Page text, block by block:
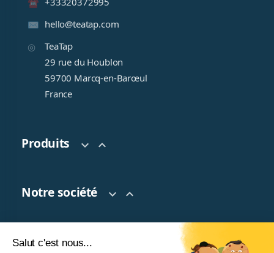
hello@teatap.com
TeaTap
29 rue du Houblon
59700 Marcq-en-Barœul
France
Produits  
Notre société  
Votre compte
Salut c'est nous...